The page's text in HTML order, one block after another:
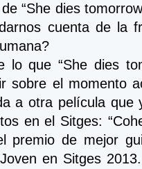
“She dies
cuenta de la
lo que “She dies
sobre el momento
a otra película que
en el Sitges:
premio de mejor
en Sitges